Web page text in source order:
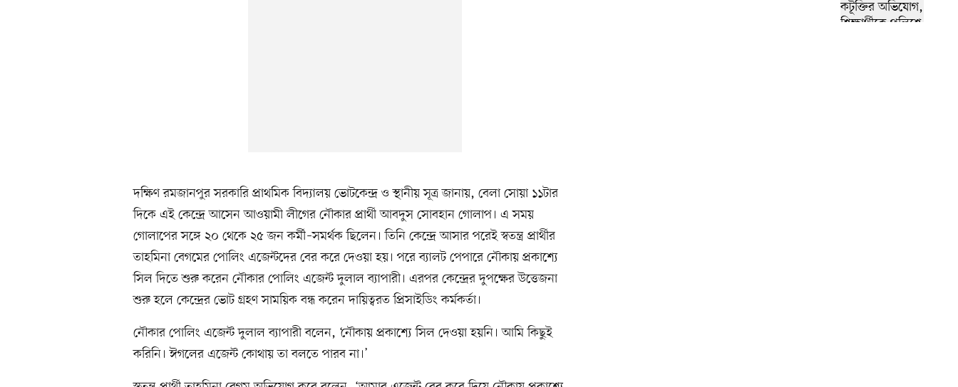
দক্ষিণ রমজানপুর সরকারি প্রাথমিক বিদ্যালয় ভোটকেন্দ্র ও স্থানীয় সূত্র জানায়, বেলা সোয়া ১১টার
দিকে এই কেন্দ্রে আসেন আওয়ামী লীগের নৌকার প্রার্থী আবদুস সোবহান গোলাপ। এ সময়
গোলাপের সঙ্গে ২০ থেকে ২৫ জন কর্মী–সমর্থক ছিলেন। তিনি কেন্দ্রে আসার পরেই স্বতন্ত্র প্রার্থীর
তাহমিনা বেগমের পোলিং এজেন্টদের বের করে দেওয়া হয়। পরে ব্যালট পেপারে নৌকায় প্রকাশ্যে
সিল দিতে শুরু করেন নৌকার পোলিং এজেন্ট দুলাল ব্যাপারী। এরপর কেন্দ্রের দুপক্ষের উত্তেজনা
শুরু হলে কেন্দ্রের ভোট গ্রহণ সাময়িক বন্ধ করেন দায়িত্বরত প্রিসাইডিং কর্মকর্তা।
নৌকার পোলিং এজেন্ট দুলাল ব্যাপারী বলেন, ‘নৌকায় প্রকাশ্যে সিল দেওয়া হয়নি। আমি কিছুই
করিনি। ঈগলের এজেন্ট কোথায় তা বলতে পারব না।’